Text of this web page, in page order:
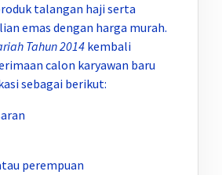
talangan haji serta
emas dengan harga murah.
Tahun 2014 kembali
calon karyawan baru
sebagai berikut:
perempuan